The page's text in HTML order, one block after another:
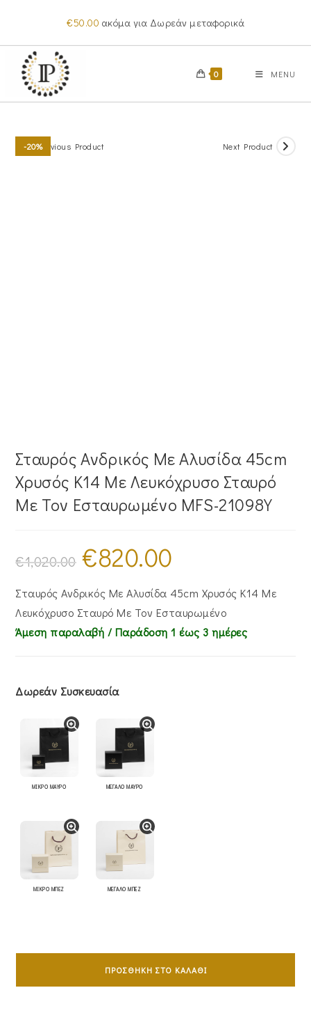
content
€50.00 ακόμα για Δωρεάν μεταφορικά
0 MENU
-20%Previous Product Next Product
Σταυρός Ανδρικός Με Αλυσίδα 45cm
Χρυσός Κ14 Με Λευκόχρυσο Σταυρό
Με Τον Εσταυρωμένο MFS-21098Y
€1,020.00
Original
price
was:
€820.00
€820.00.
Σταυρός Ανδρικός Με Αλυσίδα 45cm Χρυσός Κ14 Με
Λευκόχρυσο Σταυρό Με Τον Εσταυρωμένο
Άμεση παραλαβή / Παράδoση 1 έως 3 ημέρες
Δωρεάν Συσκευασία
ΜΙΚΡΟ ΜΑΥΡΟ ΜΕΓΑΛΟ ΜΑΥΡΟ
ΜΙΚΡΟ ΜΠΕΖ ΜΕΓΑΛΟ ΜΠΕΖ
Σταυρός
Με
ΠΡΟΣΘΉΚΗ ΣΤΟ ΚΑΛΆΘΙ